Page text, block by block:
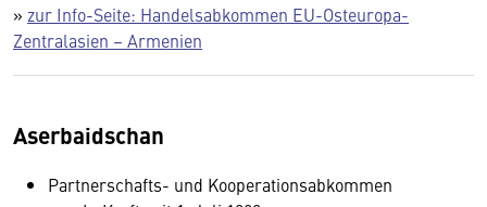
» zur Info-Seite: Handelsabkommen EU-Osteuropa-
Zentralasien – Armenien
Aserbaidschan
Partnerschafts- und Kooperationsabkommen